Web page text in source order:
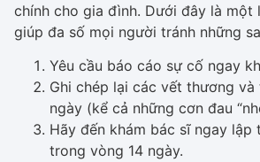
chính cho gia đình. Dưới đây là một
giúp đa số mọi người tránh những
Yêu cầu báo cáo sự cố ngay
Ghi chép lại các vết thương và
ngày (kể cả những cơn đau
Hãy đến khám bác sĩ ngay
trong vòng 14 ngày.